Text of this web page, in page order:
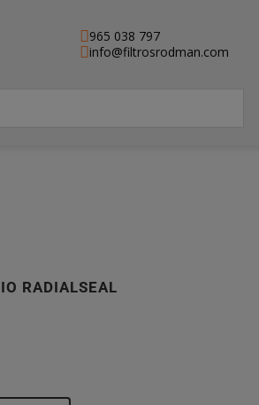
965 038 797
info@filtrosrodman.com
RADIALSEAL